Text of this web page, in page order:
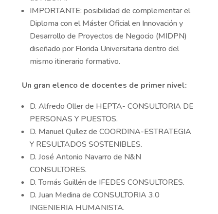
IMPORTANTE: posibilidad de complementar el
Diploma con el Máster Oficial en Innovación y
Desarrollo de Proyectos de Negocio (MIDPN)
diseñado por Florida Universitaria dentro del
mismo itinerario formativo.
Un gran elenco de docentes de primer nivel:
D. Alfredo Oller de HEPTA- CONSULTORIA DE
PERSONAS Y PUESTOS.
D. Manuel Quílez de COORDINA-ESTRATEGIA
Y RESULTADOS SOSTENIBLES.
D. José Antonio Navarro de N&N
CONSULTORES.
D. Tomás Guillén de IFEDES CONSULTORES.
D. Juan Medina de CONSULTORIA 3.0
INGENIERIA HUMANISTA.